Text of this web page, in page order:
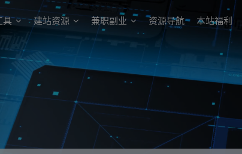
具 建站资源 兼职副业 资源导航 本站福利